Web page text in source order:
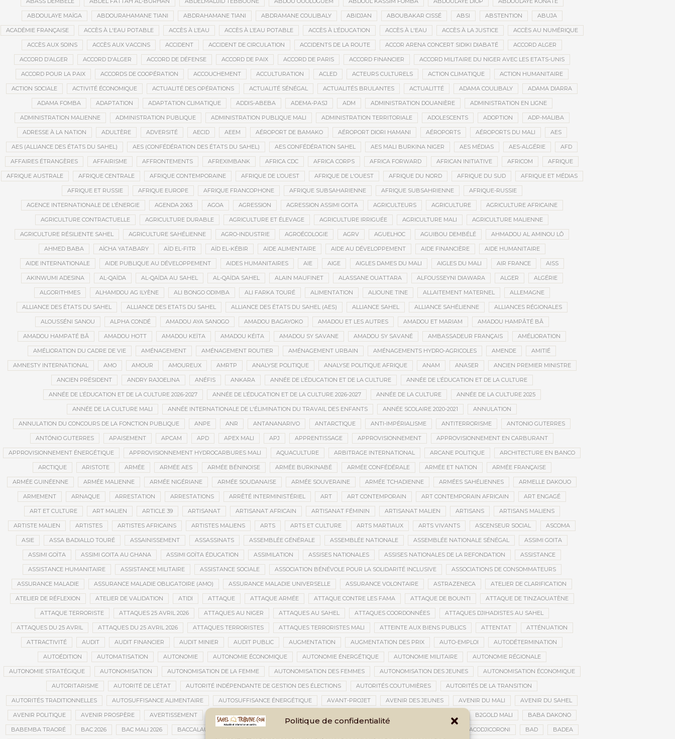
Politique de confidentialité
ABDOULAYE MAÏGA ABDOURAHAMANE TIANI ABDRAHAMANE TIANI ABDRAMANE COULIBALY ABIDJAN ABOUBAKAR CISSÉ ABSI ABSTENTION ABUJA
ACADÉMIE FRANÇAISE ACCÈS À L'EAU POTABLE ACCÈS À L’EAU ACCÈS À L’EAU POTABLE ACCÈS À L’ÉDUCATION ACCÈS À L'EAU ACCÈS À LA JUSTICE ACCÈS AU NUMÉRIQUE
ACCÈS AUX SOINS ACCÈS AUX VACCINS ACCIDENT ACCIDENT DE CIRCULATION ACCIDENTS DE LA ROUTE ACCOR ARENA CONCERT SIDIKI DIABATÉ ACCORD ALGER
ACCORD D’ALGER ACCORD D'ALGER ACCORD DE DÉFENSE ACCORD DE PAIX ACCORD DE PARIS ACCORD FINANCIER ACCORD MILITAIRE DU NIGER AVEC LES ETATS-UNIS
ACCORD POUR LA PAIX ACCORDS DE COOPÉRATION ACCOUCHEMENT ACCULTURATION ACLED ACTEURS CULTURELS ACTION CLIMATIQUE ACTION HUMANITAIRE
ACTION SOCIALE ACTIVITÉ ÉCONOMIQUE ACTUALITÉ DES OPÉRATIONS ACTUALITÉ SÉNÉGAL ACTUALITÉS BRULANTES ACTUALITTÉ ADAMA COULIBALY ADAMA DIARRA
ADAMA FOMBA ADAPTATION ADAPTATION CLIMATIQUE ADDIS-ABEBA ADEMA-PASJ ADM ADMINISTRATION DOUANIÈRE ADMINISTRATION EN LIGNE
ADMINISTRATION MALIENNE ADMINISTRATION PUBLIQUE ADMINISTRATION PUBLIQUE MALI ADMINISTRATION TERRITORIALE ADOLESCENTS ADOPTION ADP-MALIBA
ADRESSE À LA NATION ADULTÈRE ADVERSITÉ AECID AEEM AÉROPORT DE BAMAKO AÉROPORT DIORI HAMANI AÉROPORTS AÉROPORTS DU MALI AES
AES (ALLIANCE DES ÉTATS DU SAHEL) AES (CONFÉDÉRATION DES ÉTATS DU SAHEL) AES CONFÉDÉRATION SAHEL AES MALI BURKINA NIGER AES MÉDIAS AES-ALGÉRIE AFD
AFFAIRES ÉTRANGÈRES AFFAIRISME AFFRONTEMENTS AFREXIMBANK AFRICA CDC AFRICA CORPS AFRICA FORWARD AFRICAN INITIATIVE AFRICOM AFRIQUE
AFRIQUE AUSTRALE AFRIQUE CENTRALE AFRIQUE CONTEMPORAINE AFRIQUE DE L’OUEST AFRIQUE DE L'OUEST AFRIQUE DU NORD AFRIQUE DU SUD AFRIQUE ET MÉDIAS
AFRIQUE ET RUSSIE AFRIQUE EUROPE AFRIQUE FRANCOPHONE AFRIQUE SUBSAHARIENNE AFRIQUE SUBSAHRIENNE AFRIQUE-RUSSIE
AGENCE INTERNATIONALE DE L’ÉNERGIE AGENDA 2063 AGOA AGRESSION AGRESSION ASSIMI GOITA AGRICULTEURS AGRICULTURE AGRICULTURE AFRICAINE
AGRICULTURE CONTRACTUELLE AGRICULTURE DURABLE AGRICULTURE ET ÉLEVAGE AGRICULTURE IRRIGUÉE AGRICULTURE MALI AGRICULTURE MALIENNE
AGRICULTURE RÉSILIENTE SAHEL AGRICULTURE SAHÉLIENNE AGRO-INDUSTRIE AGROÉCOLOGIE AGRV AGUELHOC AGUIBOU DEMBÉLÉ AHMADOU AL AMINOU LÔ
AHMED BABA AÏCHA YATABARY AÏD EL-FITR AÏD EL-KÉBIR AIDE ALIMENTAIRE AIDE AU DÉVELOPPEMENT AIDE FINANCIÈRE AIDE HUMANITAIRE
AIDE INTERNATIONALE AIDE PUBLIQUE AU DÉVELOPPEMENT AIDES HUMANITAIRES AIE AIGE AIGLES DAMES DU MALI AIGLES DU MALI AIR FRANCE AISS
AKINWUMI ADESINA AL-QAÏDA AL-QAÏDA AU SAHEL AL-QAÏDA SAHEL ALAIN MAUFINET ALASSANE OUATTARA ALFOUSSEYNI DIAWARA ALGER ALGÉRIE
ALGORITHMES ALHAMDOU AG ILYÈNE ALI BONGO ODIMBA ALI FARKA TOURÉ ALIMENTATION ALIOUNE TINE ALLAITEMENT MATERNEL ALLEMAGNE
ALLIANCE DES ÉTATS DU SAHEL ALLIANCE DES ETATS DU SAHEL ALLIANCE DES ÉTATS DU SAHEL (AES) ALLIANCE SAHEL ALLIANCE SAHÉLIENNE ALLIANCES RÉGIONALES
ALOUSSÉNI SANOU ALPHA CONDÉ AMADOU AYA SANOGO AMADOU BAGAYOKO AMADOU ET LES AUTRES AMADOU ET MARIAM AMADOU HAMPÂTÉ BÂ
AMADOU HAMPATÉ BÂ AMADOU HOTT AMADOU KEÏTA AMADOU KÉITA AMADOU SY SAVANE AMADOU SY SAVANÉ AMBASSADEUR FRANÇAIS AMÉLIORATION
AMÉLIORATION DU CADRE DE VIE AMÉNAGEMENT AMÉNAGEMENT ROUTIER AMÉNAGEMENT URBAIN AMÉNAGEMENTS HYDRO-AGRICOLES AMENDE AMITIÉ
AMNESTY INTERNATIONAL AMO AMOUR AMOUREUX AMRTP ANALYSE POLITIQUE ANALYSE POLITIQUE AFRIQUE ANAM ANASER ANCIEN PREMIER MINISTRE
ANCIEN PRÉSIDENT ANDRY RAJOELINA ANÉFIS ANKARA ANNÉE DE L’ÉDUCATION ET DE LA CULTURE ANNÉE DE L’ÉDUCATION ET DE LA CULTURE
ANNÉE DE L’ÉDUCATION ET DE LA CULTURE 2026-2027 ANNÉE DE L’ÉDUCATION ET DE LA CULTURE 2026-2027 ANNÉE DE LA CULTURE ANNÉE DE LA CULTURE 2025
ANNÉE DE LA CULTURE MALI ANNÉE INTERNATIONALE DE L'ÉLIMINATION DU TRAVAIL DES ENFANTS ANNÉE SCOLAIRE 2020-2021 ANNULATION
ANNULATION DU CONCOURS DE LA FONCTION PUBLIQUE ANPE ANR ANTANANARIVO ANTARCTIQUE ANTI-IMPÉRIALISME ANTITERRORISME ANTONIO GUTERRES
ANTÓNIO GUTERRES APAISEMENT APCAM APD APEX MALI APJ APPRENTISSAGE APPROVISIONNEMENT APPROVISIONNEMENT EN CARBURANT
APPROVISIONNEMENT ÉNERGÉTIQUE APPROVISIONNEMENT HYDROCARBURES MALI AQUACULTURE ARBITRAGE INTERNATIONAL ARCANE POLITIQUE ARCHITECTURE EN BANCO
ARCTIQUE ARISTOTE ARMÉE ARMÉE AES ARMÉE BÉNINOISE ARMÉE BURKINABÉ ARMÉE CONFÉDÉRALE ARMÉE ET NATION ARMÉE FRANÇAISE
ARMÉE GUINÉENNE ARMÉE MALIENNE ARMÉE NIGÉRIANE ARMÉE SOUDANAISE ARMÉE SOUVERAINE ARMÉE TCHADIENNE ARMÉES SAHÉLIENNES ARMELLE DAKOUO
ARMEMENT ARNAQUE ARRESTATION ARRESTATIONS ARRÊTÉ INTERMINISTÉRIEL ART ART CONTEMPORAIN ART CONTEMPORAIN AFRICAIN ART ENGAGÉ
ART ET CULTURE ART MALIEN ARTICLE 39 ARTISANAT ARTISANAT AFRICAIN ARTISANAT FÉMININ ARTISANAT MALIEN ARTISANS ARTISANS MALIENS
ARTISTE MALIEN ARTISTES ARTISTES AFRICAINS ARTISTES MALIENS ARTS ARTS ET CULTURE ARTS MARTIAUX ARTS VIVANTS ASCENSEUR SOCIAL ASCOMA
ASIE ASSA BADIALLO TOURÉ ASSAINISSEMENT ASSASSINATS ASSEMBLÉE GÉNÉRALE ASSEMBLÉE NATIONALE ASSEMBLÉE NATIONALE SÉNÉGAL ASSIMI GOITA
ASSIMI GOÏTA ASSIMI GOITA AU GHANA ASSIMI GOÏTA ÉDUCATION ASSIMILATION ASSISES NATIONALES ASSISES NATIONALES DE LA REFONDATION ASSISTANCE
ASSISTANCE HUMANITAIRE ASSISTANCE MILITAIRE ASSISTANCE SOCIALE ASSOCIATION BÉNÉVOLE POUR LA SOLIDARITÉ INCLUSIVE ASSOCIATIONS DE CONSOMMATEURS
ASSURANCE MALADIE ASSURANCE MALADIE OBLIGATOIRE (AMO) ASSURANCE MALADIE UNIVERSELLE ASSURANCE VOLONTAIRE ASTRAZENECA ATELIER DE CLARIFICATION
ATELIER DE RÉFLEXION ATELIER DE VALIDATION ATIDI ATTAQUE ATTAQUE ARMÉE ATTAQUE CONTRE LES FAMA ATTAQUE DE BOUNTI ATTAQUE DE TINZAOUATÈNE
ATTAQUE TERRORISTE ATTAQUES 25 AVRIL 2026 ATTAQUES AU NIGER ATTAQUES AU SAHEL ATTAQUES COORDONNÉES ATTAQUES DJIHADISTES AU SAHEL
ATTAQUES DU 25 AVRIL ATTAQUES DU 25 AVRIL 2026 ATTAQUES TERRORISTES ATTAQUES TERRORISTES MALI ATTEINTE AUX BIENS PUBLICS ATTENTAT ATTÉNUATION
ATTRACTIVITÉ AUDIT AUDIT FINANCIER AUDIT MINIER AUDIT PUBLIC AUGMENTATION AUGMENTATION DES PRIX AUTO-EMPLOI AUTODÉTERMINATION
AUTOÉDITION AUTOMATISATION AUTONOMIE AUTONOMIE ÉCONOMIQUE AUTONOMIE ÉNERGÉTIQUE AUTONOMIE MILITAIRE AUTONOMIE RÉGIONALE
AUTONOMIE STRATÉGIQUE AUTONOMISATION AUTONOMISATION DE LA FEMME AUTONOMISATION DES FEMMES AUTONOMISATION DES JEUNES AUTONOMISATION ÉCONOMIQUE
AUTORITARISME AUTORITÉ DE L’ÉTAT AUTORITÉ INDÉPENDANTE DE GESTION DES ÉLECTIONS AUTORITÉS COUTUMIÈRES AUTORITÉS DE LA TRANSITION
AUTORITÉS TRADITIONNELLES AUTOSUFFISANCE ALIMENTAIRE AUTOSUFFISANCE ÉNERGÉTIQUE AVANT-PROJET AVENIR DES JEUNES AVENIR DU MALI AVENIR DU SAHEL
AVENIR POLITIQUE AVENIR PROSPÈRE AVERTISSEMENT AVIATION CIVILE B2GOLD MALI BABA DAKONO
BABEMBA TRAORÉ BAC 2026 BAC MALI 2026 BACCALAURÉAT BACODJICORONI BAD BADEA